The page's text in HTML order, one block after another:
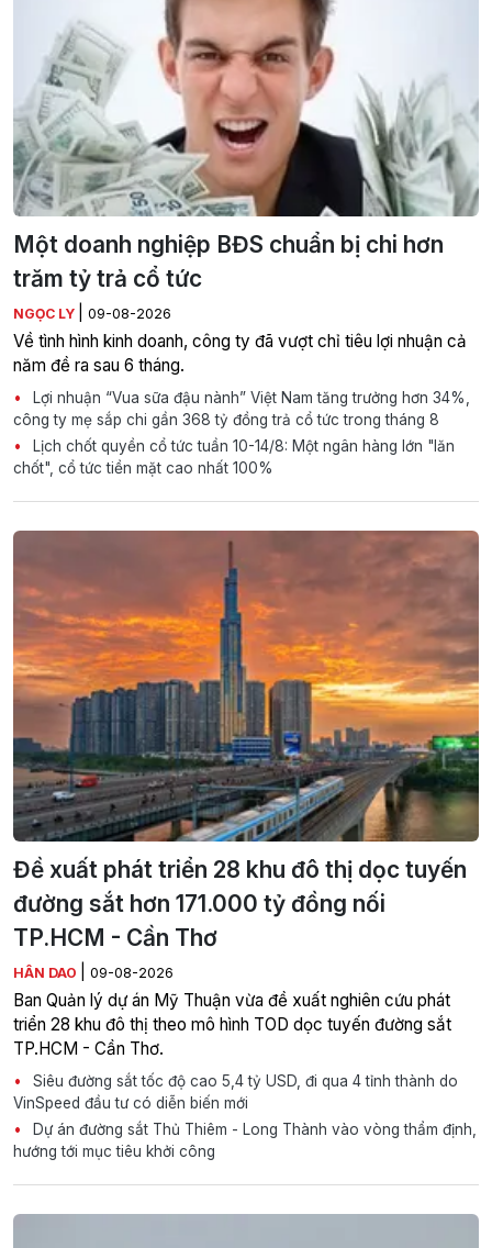
Một doanh nghiệp BĐS chuẩn bị chi hơn
trăm tỷ trả cổ tức
NGỌC LY 09-08-2026
Về tình hình kinh doanh, công ty đã vượt chỉ tiêu lợi nhuận cả
năm đề ra sau 6 tháng.
Lợi nhuận “Vua sữa đậu nành” Việt Nam tăng trưởng hơn 34%,
công ty mẹ sắp chi gần 368 tỷ đồng trả cổ tức trong tháng 8
Lịch chốt quyền cổ tức tuần 10-14/8: Một ngân hàng lớn "lăn
chốt", cổ tức tiền mặt cao nhất 100%
Đề xuất phát triển 28 khu đô thị dọc tuyến
đường sắt hơn 171.000 tỷ đồng nối
TP.HCM - Cần Thơ
HÂN DAO 09-08-2026
Ban Quản lý dự án Mỹ Thuận vừa đề xuất nghiên cứu phát
triển 28 khu đô thị theo mô hình TOD dọc tuyến đường sắt
TP.HCM - Cần Thơ.
Siêu đường sắt tốc độ cao 5,4 tỷ USD, đi qua 4 tỉnh thành do
VinSpeed đầu tư có diễn biến mới
Dự án đường sắt Thủ Thiêm - Long Thành vào vòng thẩm định,
hướng tới mục tiêu khởi công